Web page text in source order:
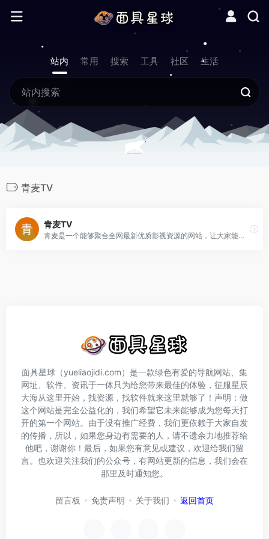
站内 常用 搜索 工具 社区 生活
青麦TV
青麦TV
青麦是一个能够聚合全网最新优质影视资源的网站，让大家能更方便的找到想要的资源。
面具星球（yueliaojidi.com）是一款绿色有爱的导航网站、集
网址、软件、资讯于一体只为给您带来最佳的体验，征服星辰
大海从这里开始，找资源，找软件就来这里就够了！声明：做
这个网站是完全公益化的，我们希望它未来能够成为您每天打
开的第一个网站。由于没有推广经费，我们更依赖于大家自发
的传播，所以，如果您身边有需要的人，请不遗余力地推荐给
他吧，谢谢你！最后，如果您有意见或建议，欢迎给我们留
言。也欢迎关注我们的公众号，有网站更新的信息，我们会在
那里及时通知您。
留言板 免责声明 关于我们 返回首页